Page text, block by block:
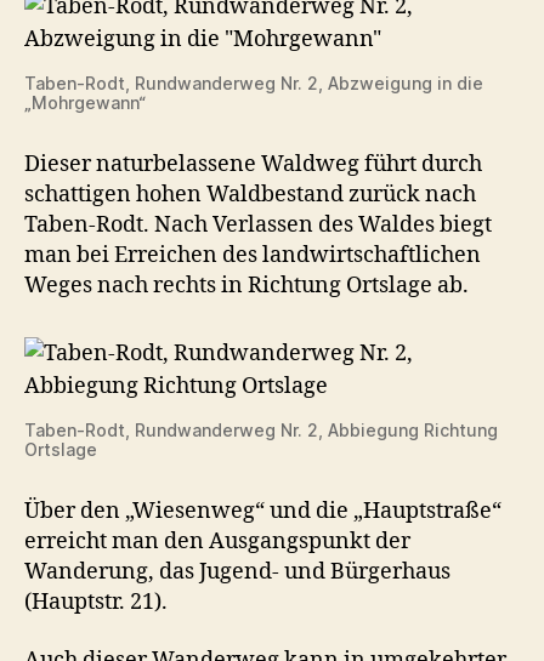
Taben-Rodt, Rundwanderweg Nr. 2, Abzweigung in die
„Mohrgewann“
Dieser naturbelassene Waldweg führt durch
schattigen hohen Waldbestand zurück nach
Taben-Rodt. Nach Verlassen des Waldes biegt
man bei Erreichen des landwirtschaftlichen
Weges nach rechts in Richtung Ortslage ab.
Taben-Rodt, Rundwanderweg Nr. 2, Abbiegung Richtung
Ortslage
Über den „Wiesenweg“ und die „Hauptstraße“
erreicht man den Ausgangspunkt der
Wanderung, das Jugend- und Bürgerhaus
(Hauptstr. 21).